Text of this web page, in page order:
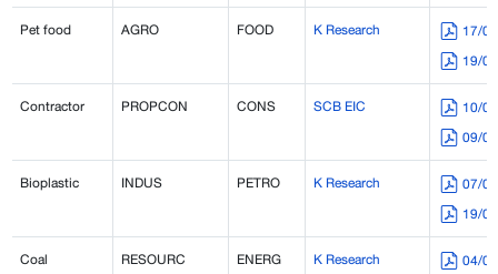
Pet food
AGRO FOOD K Research
17/
19/
Contractor
PROPCON CONS SCB EIC
10/
09/
Bioplastic
INDUS PETRO K Research
07/
19/
Coal
RESOURC ENERG K Research
04/